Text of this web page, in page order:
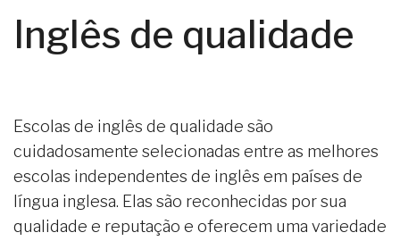
Inglês de qualidade
Escolas de inglês de qualidade são
cuidadosamente selecionadas entre as melhores
escolas independentes de inglês em países de
língua inglesa. Elas são reconhecidas por sua
qualidade e reputação e oferecem uma variedade